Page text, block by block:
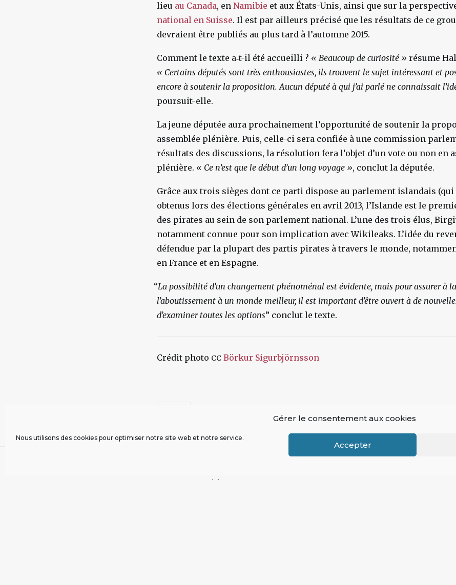
Gérer le consentement aux cookies
Nous utilisons des cookies pour optimiser notre site web et notre service.
Accepter
lieu au Canada, en Namibie et aux États-Unis, ainsi que sur la
national en Suisse. Il est par ailleurs précisé que les résultats de ce
devraient être publiés au plus tard à l’automne 2015.
Comment le texte a‑t-il été accueilli ? « Beaucoup de curiosité » résume
« Certains députés sont très enthousiastes, ils trouvent le sujet intéressant et
encore à soutenir la proposition. Aucun député à qui j’ai parlé ne connaissait
poursuit-elle.
La jeune députée aura prochainement l’opportunité de soutenir la
assemblée plénière. Puis, celle-ci sera confiée à une commission
résultats des discussions, la résolution fera l’objet d’un vote ou non en
plénière. « Ce n’est que le début d’un long voyage », conclut la députée.
Grâce aux trois sièges dont ce parti dispose au parlement islandais (qui
obtenus lors des élections générales en avril 2013, l’Islande est le
des pirates au sein de son parlement national. L’une des trois élus,
notamment connue pour son implication avec Wikileaks. L’idée du
défendue par la plupart des partis pirates à travers le monde,
en France et en Espagne.
“La possibilité d’un changement phénoménal est évidente, mais pour assurer à
l’aboutissement à un monde meilleur, il est important d’être ouvert à de
d’examiner toutes les options” conclut le texte.
Crédit photo CC Börkur Sigurbjörnsson
COMMENTAIRE(S)